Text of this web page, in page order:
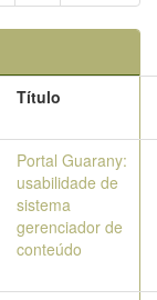
Título
Portal Guarany:
usabilidade de
sistema
gerenciador de
conteúdo